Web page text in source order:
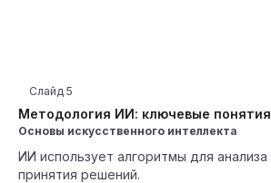
Методология ИИ: ключевые понятия
Слайд 5
Основы искусственного интеллекта
ИИ использует алгоритмы для
принятия решений.